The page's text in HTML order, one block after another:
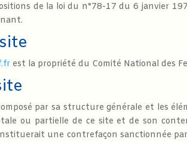
de la loi du n°78-17 du 6 janvier
est la propriété du Comité National des
par sa structure générale et les
ou partielle de ce site et de son
une contrefaçon sanctionnée